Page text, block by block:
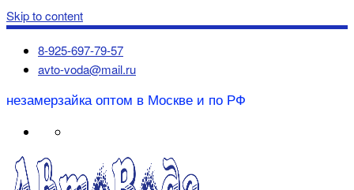
Skip to content
8-925-697-79-57
avto-voda@mail.ru
незамерзайка оптом в Москве и по РФ